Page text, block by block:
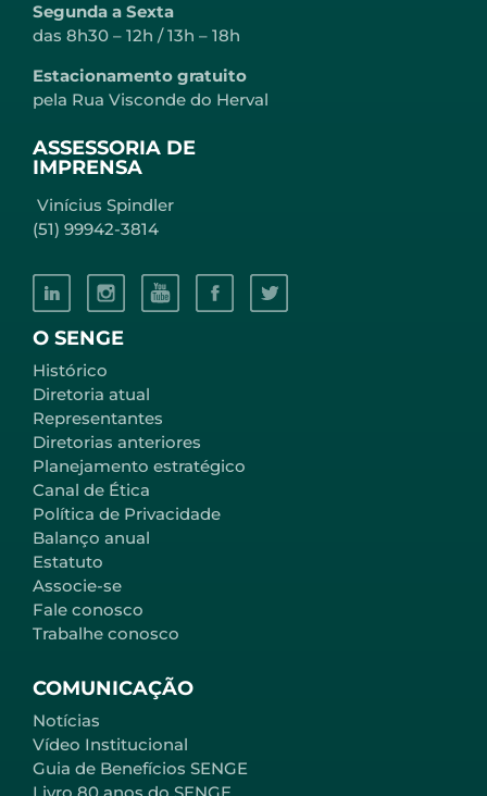
O SENGE
Histórico
Diretoria atual
Representantes
Diretorias anteriores
Planejamento estratégico
Canal de Ética
Política de Privacidade
Balanço anual
Estatuto
Associe-se
Fale conosco
Trabalhe conosco
COMUNICAÇÃO
Notícias
Vídeo Institucional
Guia de Benefícios SENGE
Livro 80 anos do SENGE
Segunda a Sexta
das 8h30 – 12h / 13h – 18h
Estacionamento gratuito
pela Rua Visconde do Herval
ASSESSORIA DE
IMPRENSA
Vinícius Spindler
(51) 99942-3814